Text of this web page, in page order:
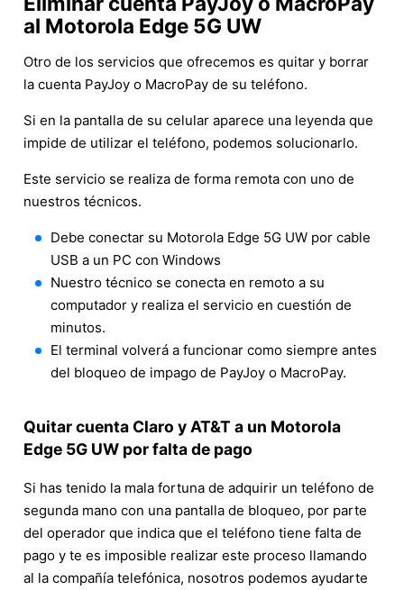
al Motorola Edge 5G UW
Otro de los servicios que ofrecemos es quitar y borrar
la cuenta PayJoy o MacroPay de su teléfono.
Si en la pantalla de su celular aparece una leyenda que
impide de utilizar el teléfono, podemos solucionarlo.
Este servicio se realiza de forma remota con uno de
nuestros técnicos.
Debe conectar su Motorola Edge 5G UW por cable
USB a un PC con Windows
Nuestro técnico se conecta en remoto a su
computador y realiza el servicio en cuestión de
minutos.
El terminal volverá a funcionar como siempre antes
del bloqueo de impago de PayJoy o MacroPay.
Quitar cuenta Claro y AT&T a un Motorola
Edge 5G UW por falta de pago
Si has tenido la mala fortuna de adquirir un teléfono de
segunda mano con una pantalla de bloqueo, por parte
del operador que indica que el teléfono tiene falta de
pago y te es imposible realizar este proceso llamando
al la compañía telefónica, nosotros podemos ayudarte